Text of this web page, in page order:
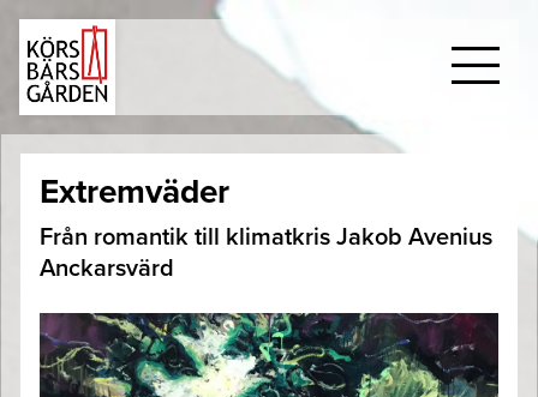
Extremväder
Från romantik till klimatkris Jakob Avenius
Anckarsvärd